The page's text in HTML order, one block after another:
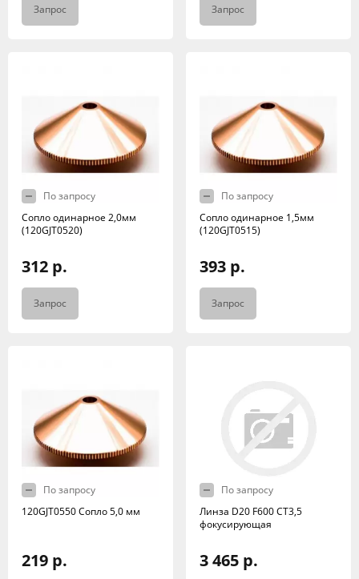
Запрос Запрос
По запросу
Сопло одинарное 2,0мм
(120GJT0520)
312 р.
Запрос
По запросу
Сопло одинарное 1,5мм
(120GJT0515)
393 р.
Запрос
По запросу
120GJT0550 Сопло 5,0 мм
219 р.
По запросу
Линза D20 F600 СT3,5
фокусирующая
3 465 р.